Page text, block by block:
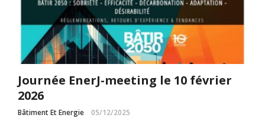
Journée EnerJ-meeting le 10 février
2026
Bâtiment Et Energie 05/12/2025